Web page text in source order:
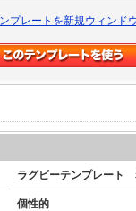
プレートを新規ウィンド
ラグビーテンプレート
個性的